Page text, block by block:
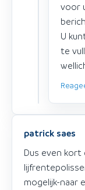
voor
U
te
patrick saes
Dus even
mogelijk-naar